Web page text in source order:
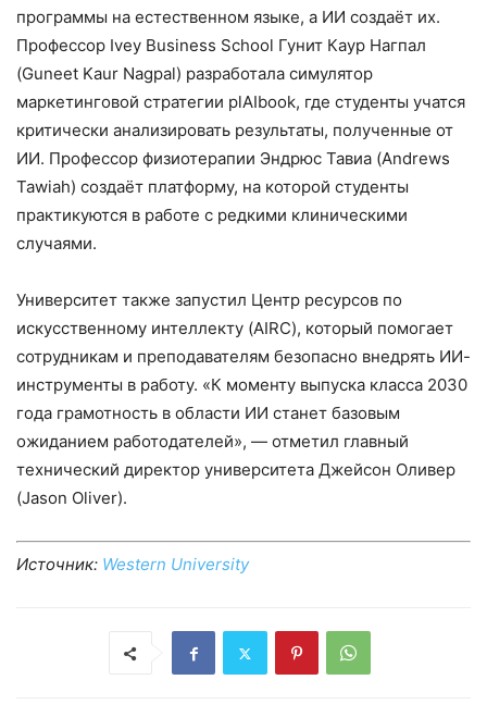
программы на естественном языке, а ИИ создаёт их.
Профессор Ivey Business School Гунит Каур Нагпал
(Guneet Kaur Nagpal) разработала симулятор
маркетинговой стратегии plAIbook, где студенты учатся
критически анализировать результаты, полученные от
ИИ. Профессор физиотерапии Эндрюс Тавиа (Andrews
Tawiah) создаёт платформу, на которой студенты
практикуются в работе с редкими клиническими
случаями.
Университет также запустил Центр ресурсов по
искусственному интеллекту (AIRC), который помогает
сотрудникам и преподавателям безопасно внедрять ИИ-
инструменты в работу. «К моменту выпуска класса 2030
года грамотность в области ИИ станет базовым
ожиданием работодателей», — отметил главный
технический директор университета Джейсон Оливер
(Jason Oliver).
Источник: Western University